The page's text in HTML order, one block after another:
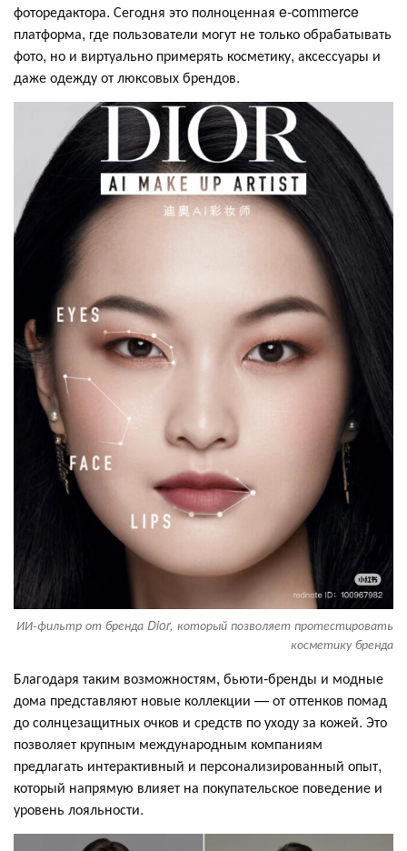
фоторедактора. Сегодня это полноценная e-commerce
платформа, где пользователи могут не только обрабатывать
фото, но и виртуально примерять косметику, аксессуары и
даже одежду от люксовых брендов.
ИИ-фильтр от бренда Dior, который позволяет протестировать
косметику бренда
Благодаря таким возможностям, бьюти-бренды и модные
дома представляют новые коллекции — от оттенков помад
до солнцезащитных очков и средств по уходу за кожей. Это
позволяет крупным международным компаниям
предлагать интерактивный и персонализированный опыт,
который напрямую влияет на покупательское поведение и
уровень лояльности.